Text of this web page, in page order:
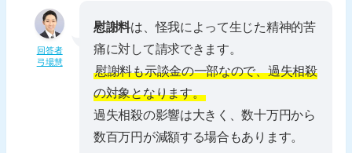
回答者
弓場慧
慰謝料は、怪我によって生じた精神的苦
痛に対して請求できます。
慰謝料も示談金の一部なので、過失相殺
の対象となります。
過失相殺の影響は大きく、数十万円から
数百万円が減額する場合もあります。